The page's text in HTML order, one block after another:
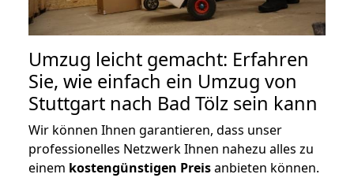
Umzug leicht gemacht: Erfahren
Sie, wie einfach ein Umzug von
Stuttgart nach Bad Tölz sein kann
Wir können Ihnen garantieren, dass unser
professionelles Netzwerk Ihnen nahezu alles zu
einem kostengünstigen Preisanbieten können.